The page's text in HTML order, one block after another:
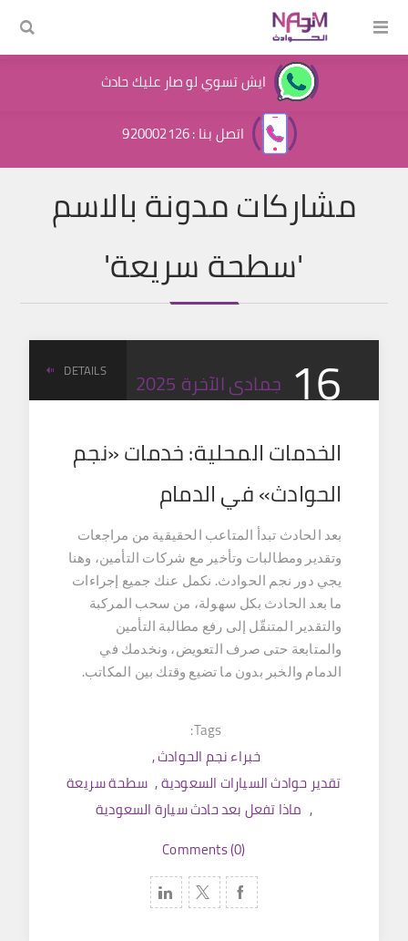
ايش تسوي لو صار عليك حادث
اتصل بنا : 920002126
مشاركات مدونة بالاسم
'سطحة سريعة'
16 جمادى الآخرة 2025
DETAILS
الخدمات المحلية: خدمات «نجم
الحوادث» في الدمام
بعد الحادث تبدأ المتاعب الحقيقية من مراجعات
وتقدير ومطالبات وتأخير مع شركات التأمين، وهنا
يجي دور نجم الحوادث. نكمل عنك جميع إجراءات
ما بعد الحادث بكل سهولة، من سحب المركبة
والتقدير المتنقّل إلى رفع مطالبة التأمين
والمتابعة حتى صرف التعويض، ونخدمك في
الدمام والخبر بدون ما تضيع وقتك بين المكاتب.
Tags:
خبراء نجم الحوادث,
تقدير حوادث السيارات السعودية, سطحة سريعة
, ماذا تفعل بعد حادث سيارة السعودية
Comments (0)